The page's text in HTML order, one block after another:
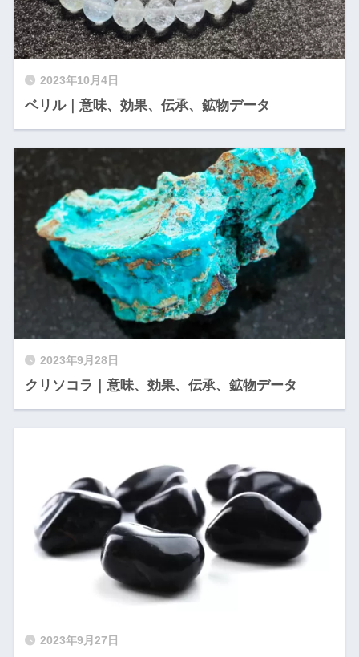
2023年10月4日
ベリル｜意味、効果、伝承、鉱物データ
2023年9月28日
クリソコラ｜意味、効果、伝承、鉱物データ
2023年9月27日